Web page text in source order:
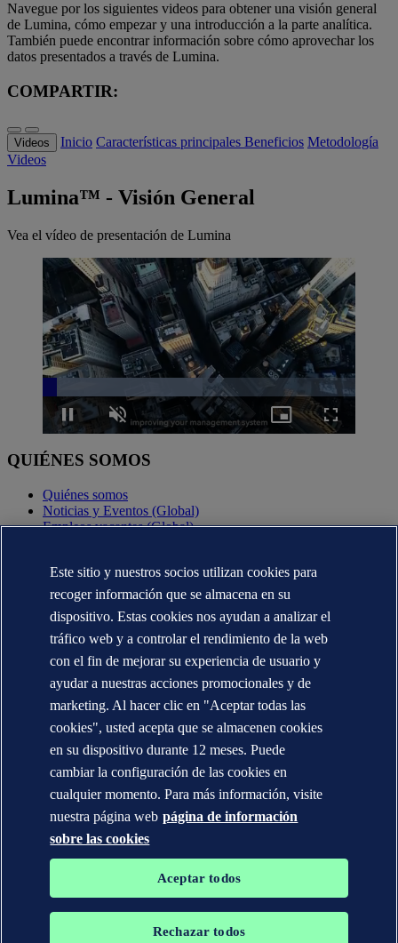
Navegue por los siguientes videos para obtener una visión general
de Lumina, cómo empezar y una introducción a la parte analítica.
También puede encontrar información sobre cómo aprovechar los
datos presentados a través de Lumina.
COMPARTIR:
Videos Inicio Características principales Beneficios Metodología
Videos
Lumina™ - Visión General
Vea el vídeo de presentación de Lumina
Pause Unmute
51.00%
Picture-
in-
Fullscreen
QUIÉNES SOMOS
Quiénes somos
Noticias y Eventos (Global)
Empleos vacantes (Global)
CONTÁCTENOS
Contacte con nosotros
Dónde estamos
Media contacts (Global)
Veracity.com
Declaración de privacidad
Términos de uso
Copyright © DNV AS 2025
Información de las cookies
Este sitio y nuestros socios utilizan cookies para
recoger información que se almacena en su
dispositivo. Estas cookies nos ayudan a analizar el
tráfico web y a controlar el rendimiento de la web
con el fin de mejorar su experiencia de usuario y
ayudar a nuestras acciones promocionales y de
marketing. Al hacer clic en "Aceptar todas las
cookies", usted acepta que se almacenen cookies
en su dispositivo durante 12 meses. Puede
cambiar la configuración de las cookies en
cualquier momento. Para más información, visite
nuestra página web página de información
sobre las cookies
Aceptar todos
Rechazar todos